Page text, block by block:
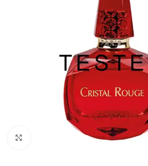
Натисніть, щоб збільшити